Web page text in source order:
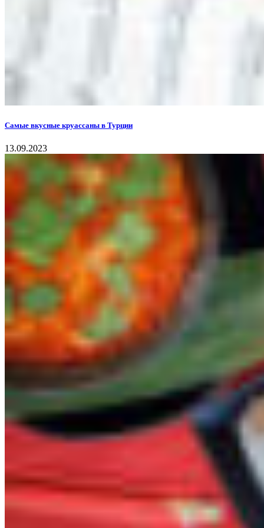
Самые вкусные круассаны в Турции
13.09.2023